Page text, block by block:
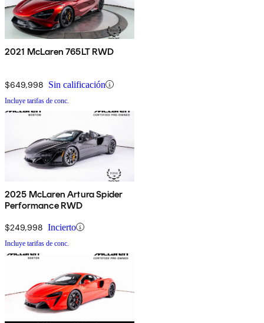
2021 McLaren 765LT RWD
$649,998 Sin calificación
Incluye tarifas de conc.
2025 McLaren Artura Spider
Performance RWD
$249,998 Incierto
Incluye tarifas de conc.